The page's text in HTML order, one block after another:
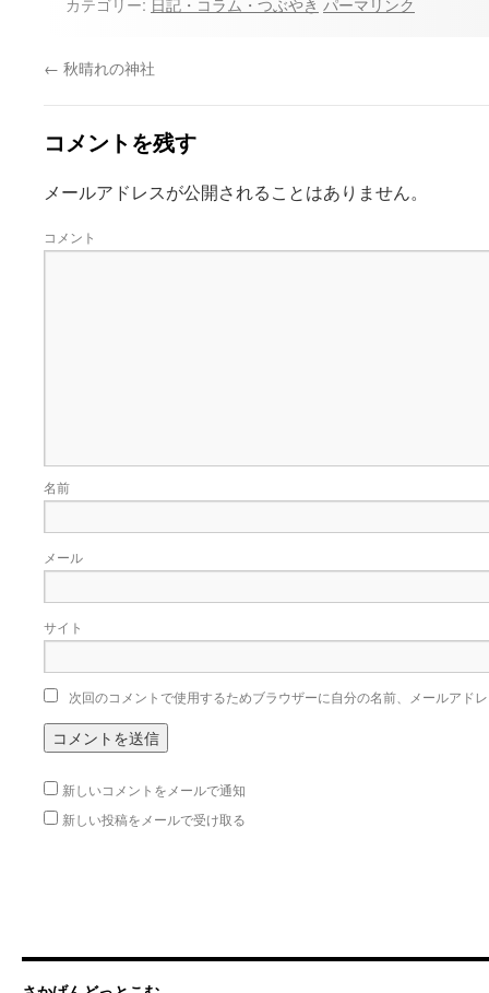
← 秋晴れの神社
コメントを残す
メールアドレスが公開されることはありません。
コメント
名前
メール
サイト
次回のコメントで使用するためブラウザーに自分の名前、メールアド
新しいコメントをメールで通知
新しい投稿をメールで受け取る